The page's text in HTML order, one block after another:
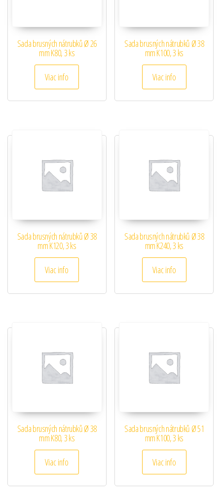
Sada brusných nátrubků Ø 26
mm K80, 3 ks
Viac info
Sada brusných nátrubků Ø 38
mm K100, 3 ks
Viac info
Sada brusných nátrubků Ø 38
mm K120, 3 ks
Viac info
Sada brusných nátrubků Ø 38
mm K240, 3 ks
Viac info
Sada brusných nátrubků Ø 38
mm K80, 3 ks
Viac info
Sada brusných nátrubků Ø 51
mm K100, 3 ks
Viac info